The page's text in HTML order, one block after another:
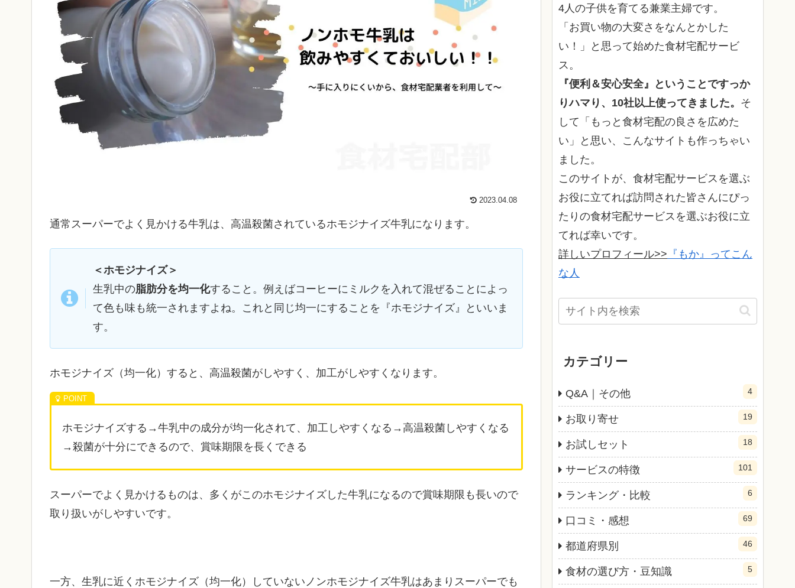
2023.04.08
通常スーパーでよく見かける牛乳は、高温殺菌されているホモジナイズ牛乳になります。
＜ホモジナイズ＞
生乳中の脂肪分を均一化すること。例えばコーヒーにミルクを入れて混ぜることによっ
て色も味も統一されますよね。これと同じ均一にすることを『ホモジナイズ』といいま
す。
ホモジナイズ（均一化）すると、高温殺菌がしやすく、加工がしやすくなります。
ホモジナイズする→牛乳中の成分が均一化されて、加工しやすくなる→高温殺菌しやすくなる
→殺菌が十分にできるので、賞味期限を長くできる
スーパーでよく見かけるものは、多くがこのホモジナイズした牛乳になるので賞味期限も長いので
取り扱いがしやすいです。
一方、生乳に近くホモジナイズ（均一化）していないノンホモジナイズ牛乳はあまりスーパーでも
4人の子供を育てる兼業主婦です。
「お買い物の大変さをなんとかした
い！」と思って始めた食材宅配サービ
ス。
『便利＆安心安全』ということですっか
りハマり、10社以上使ってきました。 そ
して「もっと食材宅配の良さを広めた
い」と思い、こんなサイトも作っちゃい
ました。
このサイトが、食材宅配サービスを選ぶ
お役に立てれば訪問された皆さんにぴっ
たりの食材宅配サービスを選ぶお役に立
てれば幸いです。
詳しいプロフィール>> 『もか』ってこん
な人
カテゴリー
Q&A｜その他 4
お取り寄せ 19
お試しセット 18
サービスの特徴 101
ランキング・比較 6
口コミ・感想 69
都道府県別 46
食材の選び方・豆知識 5